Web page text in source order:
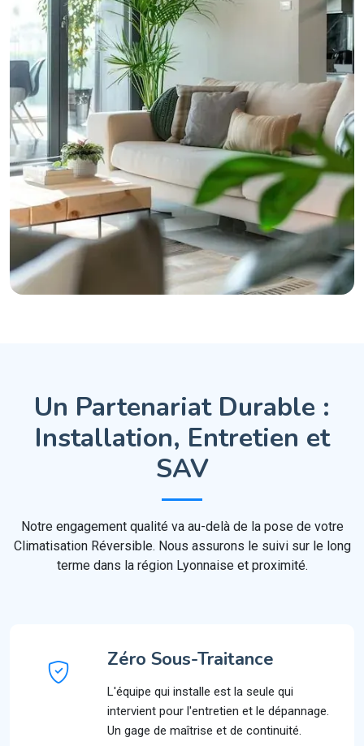
Un Partenariat Durable :
Installation, Entretien et
SAV
Notre engagement qualité va au-delà de la pose de votre
Climatisation Réversible. Nous assurons le suivi sur le long
terme dans la région Lyonnaise et proximité.
Zéro Sous-Traitance
L'équipe qui installe est la seule qui
intervient pour l'entretien et le dépannage.
Un gage de maîtrise et de continuité.